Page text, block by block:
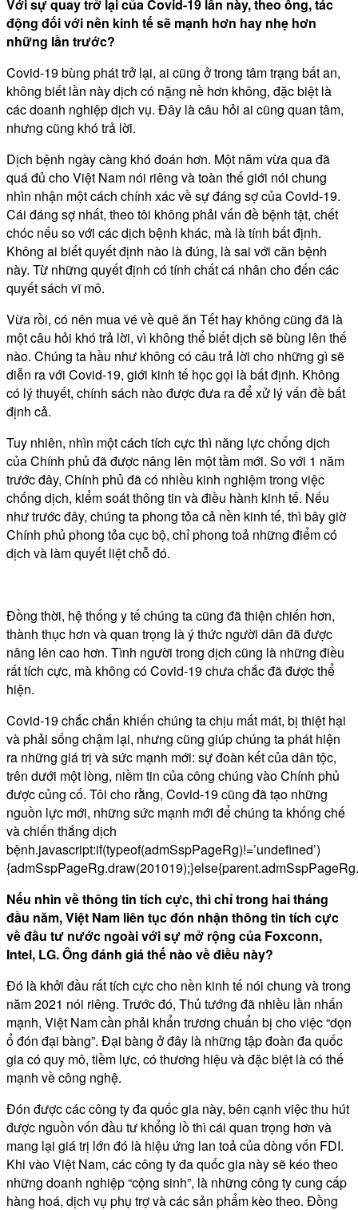
Với sự quay trở lại của Covid-19 lần này, theo ông, tác
động đối với nền kinh tế sẽ mạnh hơn hay nhẹ hơn
những lần trước?
Covid-19 bùng phát trở lại, ai cũng ở trong tâm trạng bất an,
không biết lần này dịch có nặng nề hơn không, đặc biệt là
các doanh nghiệp dịch vụ. Đây là câu hỏi ai cũng quan tâm,
nhưng cũng khó trả lời.
Dịch bệnh ngày càng khó đoán hơn. Một năm vừa qua đã
quá đủ cho Việt Nam nói riêng và toàn thế giới nói chung
nhìn nhận một cách chính xác về sự đáng sợ của Covid-19.
Cái đáng sợ nhất, theo tôi không phải vấn đề bệnh tật, chết
chóc nếu so với các dịch bệnh khác, mà là tính bất định.
Không ai biết quyết định nào là đúng, là sai với căn bệnh
này. Từ những quyết định có tính chất cá nhân cho đến các
quyết sách vĩ mô.
Vừa rồi, có nên mua vé về quê ăn Tết hay không cũng đã là
một câu hỏi khó trả lời, vì không thể biết dịch sẽ bùng lên thế
nào. Chúng ta hầu như không có câu trả lời cho những gì sẽ
diễn ra với Covid-19, giới kinh tế học gọi là bất định. Không
có lý thuyết, chính sách nào được đưa ra để xử lý vấn đề bất
định cả.
Tuy nhiên, nhìn một cách tích cực thì năng lực chống dịch
của Chính phủ đã được nâng lên một tầm mới. So với 1 năm
trước đây, Chính phủ đã có nhiều kinh nghiệm trong việc
chống dịch, kiểm soát thông tin và điều hành kinh tế. Nếu
như trước đây, chúng ta phong tỏa cả nền kinh tế, thì bây giờ
Chính phủ phong tỏa cục bộ, chỉ phong toả những điểm có
dịch và làm quyết liệt chỗ đó.
Đồng thời, hệ thống y tế chúng ta cũng đã thiện chiến hơn,
thành thục hơn và quan trọng là ý thức người dân đã được
nâng lên cao hơn. Tình người trong dịch cũng là những điều
rất tích cực, mà không có Covid-19 chưa chắc đã được thể
hiện.
Covid-19 chắc chắn khiến chúng ta chịu mất mát, bị thiệt hại
và phải sống chậm lại, nhưng cũng giúp chúng ta phát hiện
ra những giá trị và sức mạnh mới: sự đoàn kết của dân tộc,
trên dưới một lòng, niềm tin của công chúng vào Chính phủ
được củng cố. Tôi cho rằng, Covid-19 cũng đã tạo những
nguồn lực mới, những sức mạnh mới để chúng ta khống chế
và chiến thắng dịch
bệnh.javascript:if(typeof(admSspPageRg)!=’undefined’)
Nếu nhìn về thông tin tích cực, thì chỉ trong hai tháng
đầu năm, Việt Nam liên tục đón nhận thông tin tích cực
về đầu tư nước ngoài với sự mở rộng của Foxconn,
Intel, LG. Ông đánh giá thế nào về điều này?
Đó là khởi đầu rất tích cực cho nền kinh tế nói chung và trong
năm 2021 nói riêng. Trước đó, Thủ tướng đã nhiều lần nhấn
mạnh, Việt Nam cần phải khẩn trương chuẩn bị cho việc “dọn
ổ đón đại bàng”. Đại bàng ở đây là những tập đoàn đa quốc
gia có quy mô, tiềm lực, có thương hiệu và đặc biệt là có thế
mạnh về công nghệ.
Đón được các công ty đa quốc gia này, bên cạnh việc thu hút
được nguồn vốn đầu tư khổng lồ thì cái quan trọng hơn và
mang lại giá trị lớn đó là hiệu ứng lan toả của dòng vốn FDI.
Khi vào Việt Nam, các công ty đa quốc gia này sẽ kéo theo
những doanh nghiệp “cộng sinh”, là những công ty cung cấp
hàng hoá, dịch vụ phụ trợ và các sản phẩm kèo theo. Đồng